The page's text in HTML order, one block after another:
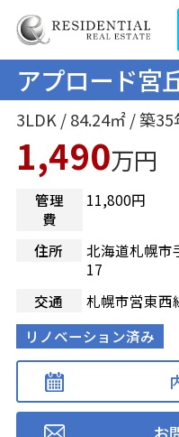
アプロード宮
3LDK / 84.24㎡ / 築
1,490万円
管理
費
11,800円
住所
北海道札幌市
17
交通
札幌市営東西
リノベーション済み
お